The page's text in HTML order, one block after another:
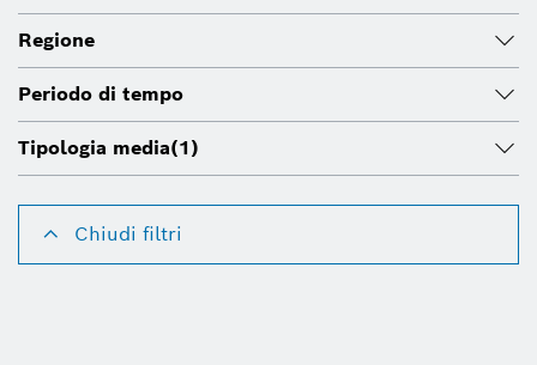
Regione
Periodo di tempo
Tipologia media(1)
Chiudi filtri